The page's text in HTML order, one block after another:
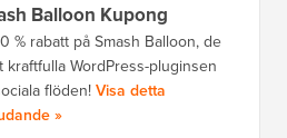
Balloon Kupong
% rabatt på Smash Balloon, de
kraftfulla WordPress-pluginsen
flöden!Visa detta
»